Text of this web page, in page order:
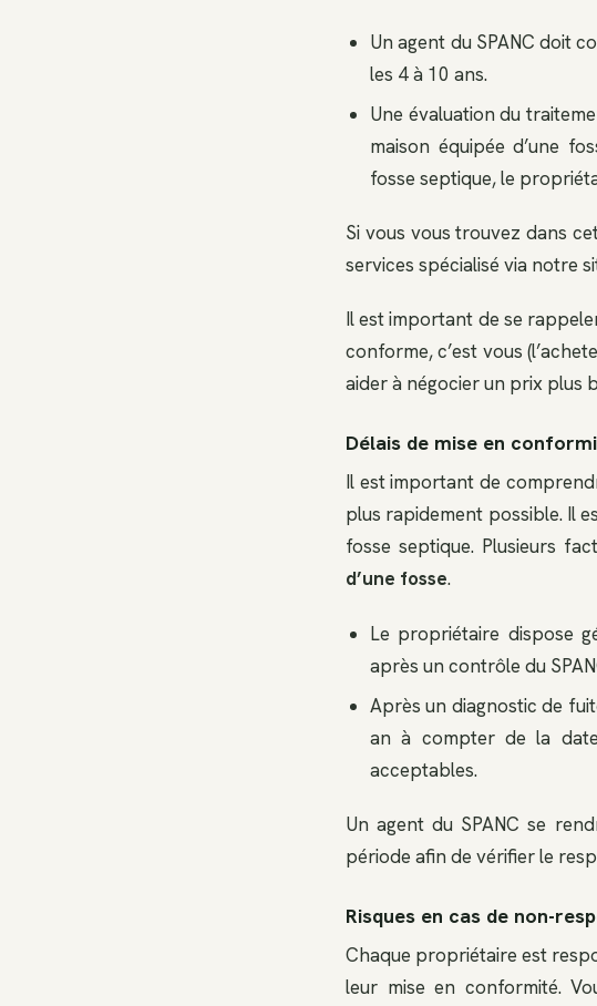
Un agent du SPANC doit
les 4 à 10 ans.
Une évaluation du
maison équipée d’une
fosse septique, le
Si vous vous trouvez dans
services spécialisé via notre
Il est important de se
conforme, c’est vous
aider à négocier un prix plus
Délais de mise en
Il est important de
plus rapidement possible. Il
fosse septique. Plusieurs
d’une fosse.
Le propriétaire dispose
après un contrôle du
Après un diagnostic de
an à compter de la
acceptables.
Un agent du SPANC se
période afin de vérifier le
Risques en cas de non-
Chaque propriétaire est
leur mise en conformité.